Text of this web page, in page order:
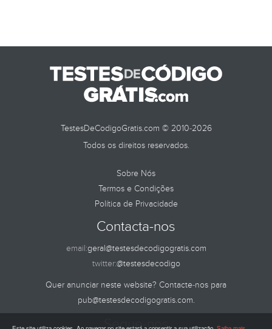
TestesDeCodigoGratis.com © 2010-2026
Todos os direitos reservados.
Sobre Nós
Termos e Condições
Política de Privacidade
Contacta-nos
email:geral@testesdecodigogratis.com
twitter:@testesdecodigo
Quer anunciar neste website? Contacte-nos para
pub@testesdecodigogratis.com.
Segue-nos